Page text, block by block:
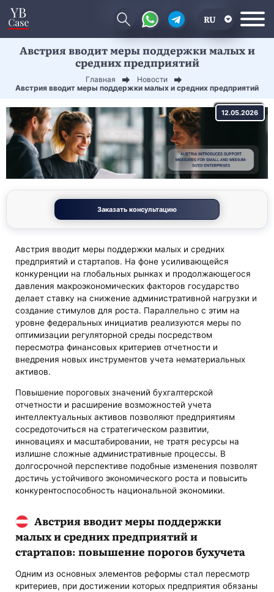
RU
EN
Австрия вводит меры поддержки малых и
средних предприятий
Главная
Новости
Австрия вводит меры поддержки малых и средних предприятий
12.05.2026
Заказать консультацию
Австрия вводит меры поддержки малых и средних
предприятий и стартапов. На фоне усиливающейся
конкуренции на глобальных рынках и продолжающегося
давления макроэкономических факторов государство
делает ставку на снижение административной нагрузки и
создание стимулов для роста. Параллельно с этим на
уровне федеральных инициатив реализуются меры по
оптимизации регуляторной среды посредством
пересмотра финансовых критериев отчетности и
внедрения новых инструментов учета нематериальных
активов.
Повышение пороговых значений бухгалтерской
отчетности и расширение возможностей учета
интеллектуальных активов позволяют предприятиям
сосредоточиться на стратегическом развитии,
инновациях и масштабировании, не тратя ресурсы на
излишне сложные административные процессы. В
долгосрочной перспективе подобные изменения позволят
достичь устойчивого экономического роста и повысить
конкурентоспособность национальной экономики.
Австрия вводит меры поддержки
малых и средних предприятий и
стартапов: повышение порогов бухучета
Одним из основных элементов реформы стал пересмотр
критериев, при достижении которых предприятия обязаны